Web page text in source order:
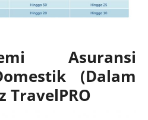
Asuransi
(Dalam
TravelPRO